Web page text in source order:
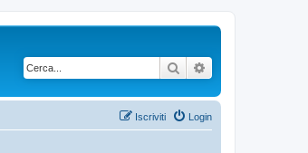
Cerca
Login
Iscriviti